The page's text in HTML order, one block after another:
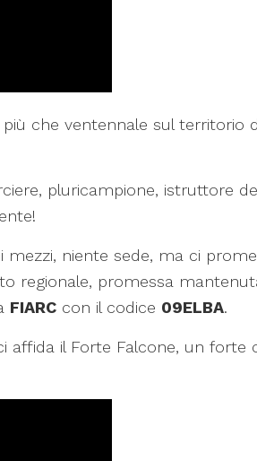
che ventennale sul territorio
pluricampione, istruttore
mezzi, niente sede, ma ci
regionale, promessa
FIARC con il codice 09ELBA.
il Forte Falcone, un forte